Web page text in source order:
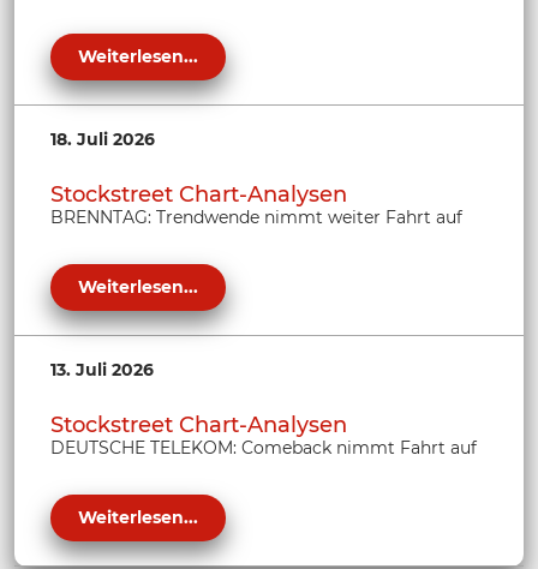
Weiterlesen...
18. Juli 2026
Stockstreet Chart-Analysen
BRENNTAG: Trendwende nimmt weiter Fahrt auf
Weiterlesen...
13. Juli 2026
Stockstreet Chart-Analysen
DEUTSCHE TELEKOM: Comeback nimmt Fahrt auf
Weiterlesen...